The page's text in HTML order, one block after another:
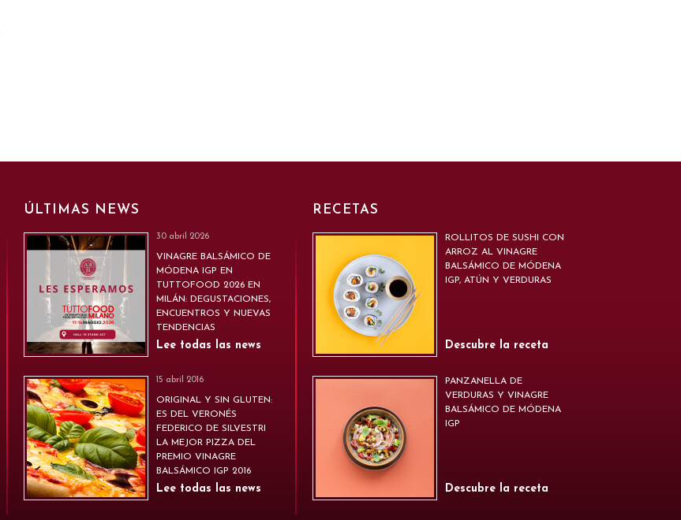
ÚLTIMAS NEWS
30 abril 2026
VINAGRE BALSÁMICO DE
MÓDENA IGP EN
TUTTOFOOD 2026 EN
MILÁN: DEGUSTACIONES,
ENCUENTROS Y NUEVAS
TENDENCIAS
Lee todas las news
15 abril 2016
ORIGINAL Y SIN GLUTEN:
ES DEL VERONÉS
FEDERICO DE SILVESTRI
LA MEJOR PIZZA DEL
PREMIO VINAGRE
BALSÁMICO IGP 2016
Lee todas las news
RECETAS
ROLLITOS DE SUSHI CON
ARROZ AL VINAGRE
BALSÁMICO DE MÓDENA
IGP, ATÚN Y VERDURAS
Descubre la receta
PANZANELLA DE
VERDURAS Y VINAGRE
BALSÁMICO DE MÓDENA
IGP
Descubre la receta